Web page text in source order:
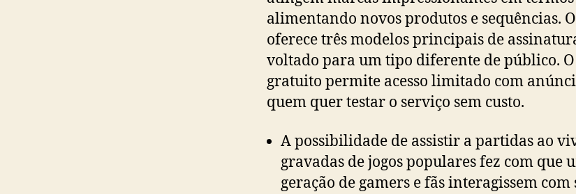
alimentando novos produtos e sequências.
oferece três modelos principais de
voltado para um tipo diferente de público.
gratuito permite acesso limitado com
quem quer testar o serviço sem custo.
A possibilidade de assistir a partidas ao
gravadas de jogos populares fez com que
geração de gamers e fãs interagissem com